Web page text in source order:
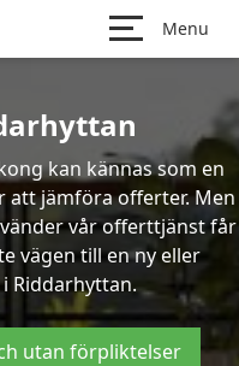
Menu
kan kännas som en
att jämföra offerter. Men
vår offerttjänst får
vägen till en ny eller
Riddarhyttan.
utan förpliktelser